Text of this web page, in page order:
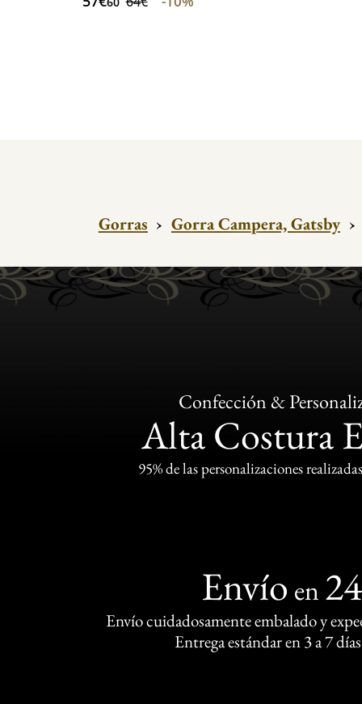
Gorras › Gorra Campera, Gatsby ›
Confección &
Alta Costura
95% de las personalizaciones
Envío en
Envío cuidadosamente embalado y
Entrega estándar en 3 a 7